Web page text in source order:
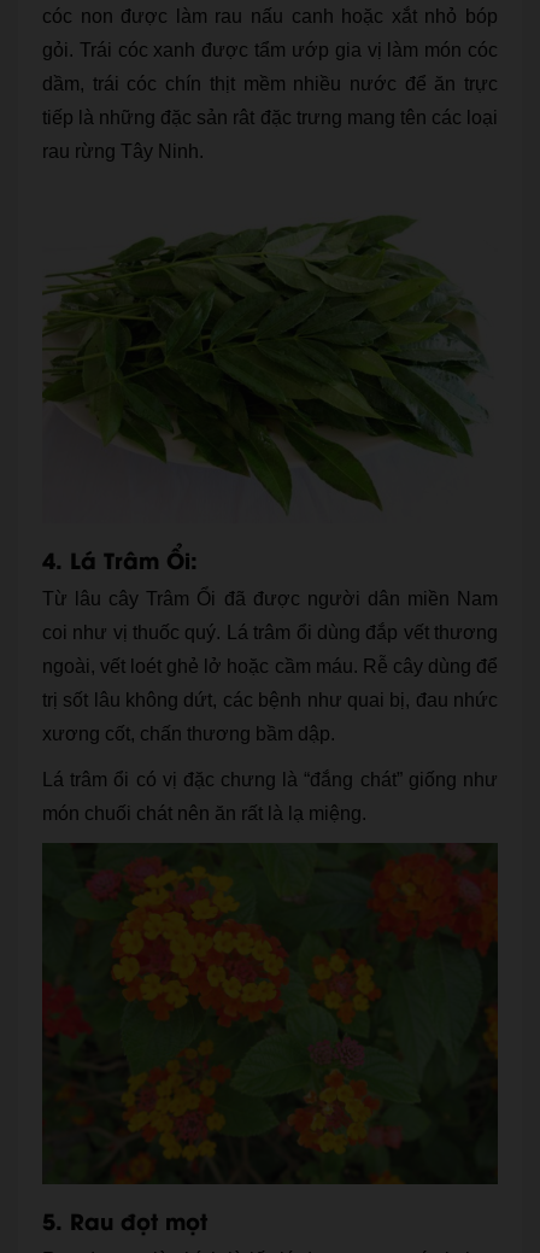
cóc non được làm rau nấu canh hoặc xắt nhỏ bóp
gỏi. Trái cóc xanh được tẩm ướp gia vị làm món cóc
dầm, trái cóc chín thịt mềm nhiều nước để ăn trực
tiếp là những đặc sản rât đặc trưng mang tên các loại
rau rừng Tây Ninh.
4. Lá Trâm Ổi:
Từ lâu cây Trâm Ổi đã được người dân miền Nam
coi như vị thuốc quý. Lá trâm ổi dùng đắp vết thương
ngoài, vết loét ghẻ lở hoặc cầm máu. Rễ cây dùng để
trị sốt lâu không dứt, các bệnh như quai bị, đau nhức
xương cốt, chấn thương bầm dập.
Lá trâm ổi có vị đặc chưng là “đắng chát” giống như
món chuối chát nên ăn rất là lạ miệng.
5. Rau đọt mọt